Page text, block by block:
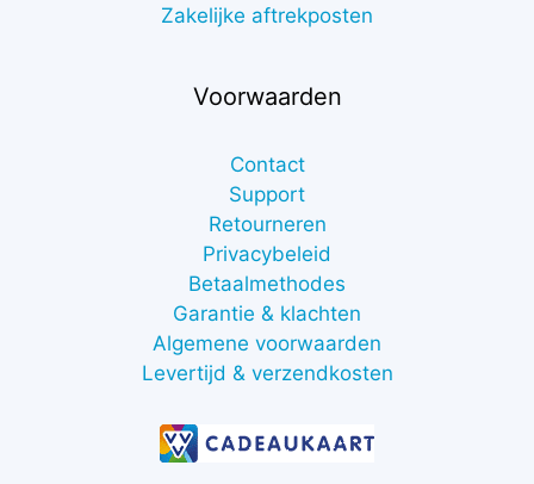
Zakelijke aftrekposten
Voorwaarden
Contact
Support
Retourneren
Privacybeleid
Betaalmethodes
Garantie & klachten
Algemene voorwaarden
Levertijd & verzendkosten